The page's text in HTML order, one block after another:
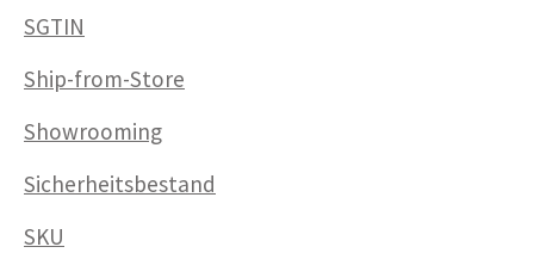
SGTIN
Ship-from-Store
Showrooming
Sicherheitsbestand
SKU